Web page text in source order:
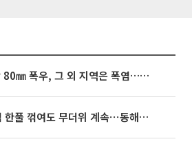
동해안은 시간당 80㎜ 폭우, 그 외 지역은 폭염…‘극과 극 날씨’
[내일 날씨] 폭염 한풀 꺾여도 무더위 계속⋯동해안 이틀 연속 비